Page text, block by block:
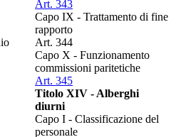
Art. 343
Capo IX - Trattamento di fine
rapporto
Art. 344
Capo X - Funzionamento
commissioni paritetiche
Art. 345
Titolo XIV - Alberghi
diurni
Capo I - Classificazione del
personale